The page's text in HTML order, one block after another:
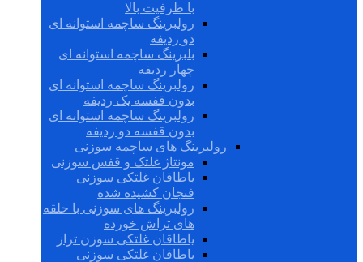
با ظرفیت بالا
رولبرینگ ساچمه استوانه ای
دو ردیفه
بلبرینگ ساچمه استوانه ای
چهار ردیفه
رولبرینگ ساچمه استوانه ای
بدون قفسه یک ردیفه
رولبرینگ ساچمه استوانه ای
بدون قفسه دو ردیفه
رولبرینگ های ساچمه سوزنی
مونتاژ غلتک و قفس سوزنی
یاطاقان غلتکی سوزنی
فنجان کشیده شده
رولبرینگ های سوزنی با حلقه
های تراش خورده
یاطاقان غلتکی سوزن تراز
یاطاقان غلتکی سوزنی